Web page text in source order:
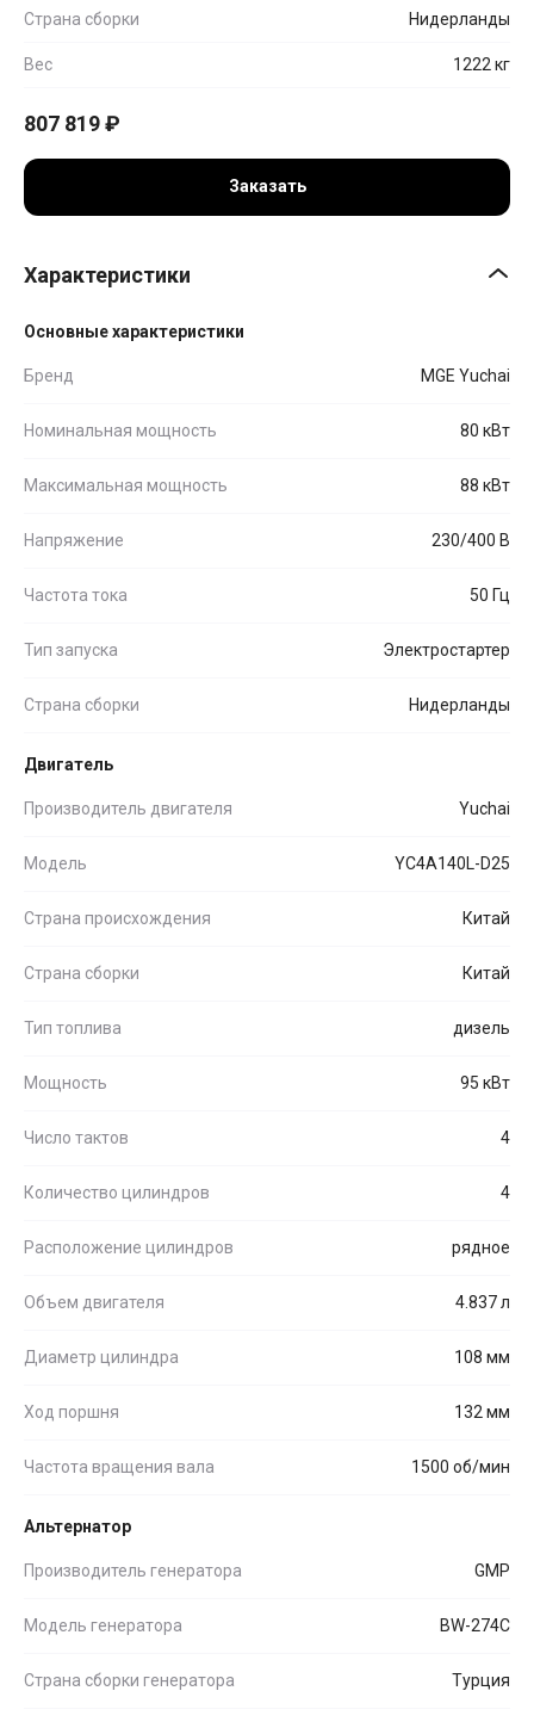
Страна сборки Нидерланды
Вес 1222 кг
807 819₽
Заказать
Характеристики
Основные характеристики
Бренд MGE Yuchai
Номинальная мощность 80 кВт
Максимальная мощность 88 кВт
Напряжение 230/400 В
Частота тока 50 Гц
Тип запуска Электростартер
Страна сборки Нидерланды
Двигатель
Производитель двигателя Yuchai
Модель YC4A140L-D25
Страна происхождения Китай
Страна сборки Китай
Тип топлива дизель
Мощность 95 кВт
Число тактов 4
Количество цилиндров 4
Расположение цилиндров рядное
Объем двигателя 4.837 л
Диаметр цилиндра 108 мм
Ход поршня 132 мм
Частота вращения вала 1500 об/мин
Альтернатор
Производитель генератора GMP
Модель генератора BW-274C
Страна сборки генератора Турция